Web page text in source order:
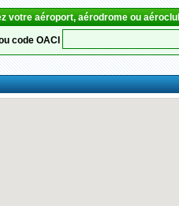
votre aéroport, aérodrome ou
code OACI